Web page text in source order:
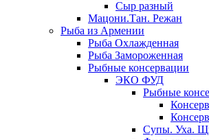
Сыр разный
Мацони.Тан. Режан
Рыба из Армении
Рыба Охлажденная
Рыба Замороженная
Рыбные консервации
ЭКО ФУД
Рыбные
Супы. Уха.